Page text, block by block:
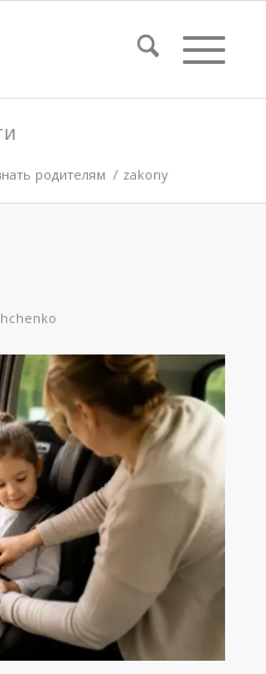
родителям / zakony